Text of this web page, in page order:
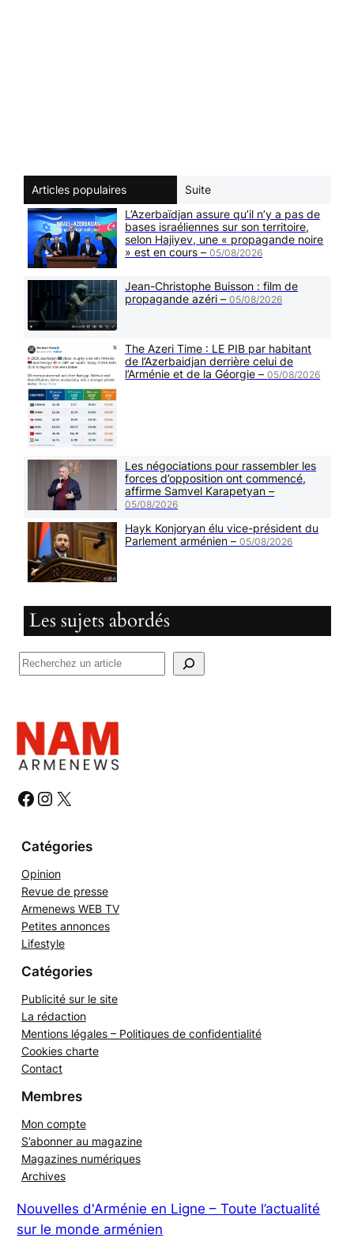
Articles populaires
Suite
L’Azerbaïdjan assure qu’il n’y a pas de
bases israéliennes sur son territoire,
selon Hajiyev, une « propagande noire
» est en cours –05/08/2026
Jean-Christophe Buisson : film de
propagande azéri –05/08/2026
The Azeri Time : LE PIB par habitant
de l’Azerbaidjan derrière celui de
l’Arménie et de la Géorgie –05/08/2026
Les négociations pour rassembler les
forces d’opposition ont commencé,
affirme Samvel Karapetyan –
05/08/2026
Hayk Konjoryan élu vice-président du
Parlement arménien –05/08/2026
Les sujets abordés
R
h
e
r
h
r
# # #
Opinion
Revue de presse
Armenews WEB TV
Petites annonces
Publicité sur le site
La rédaction
Mentions légales – Politiques de confidentialité
Cookies charte
Mon compte
S’abonner au magazine
Magazines numériques
Nouvelles d'Arménie en Ligne – Toute l’actualité